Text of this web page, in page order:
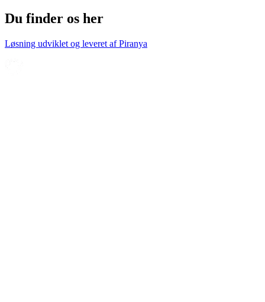
Du finder os her
Løsning udviklet og leveret afPiranya